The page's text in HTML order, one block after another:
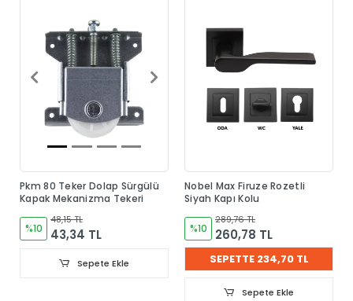
Pkm 80 Teker Dolap Sürgülü
Kapak Mekanizma Tekeri
%10
48,15 TL
43,34 TL
Sepete Ekle
Nobel Max Firuze Rozetli
Siyah Kapı Kolu
%10
289,76 TL
260,78 TL
SEPETTE 234,70 TL
Sepete Ekle